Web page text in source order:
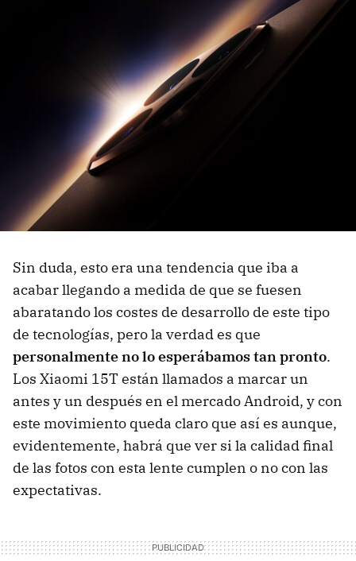
Sin duda, esto era una tendencia que iba a
acabar llegando a medida de que se fuesen
abaratando los costes de desarrollo de este tipo
de tecnologías, pero la verdad es que
personalmente no lo esperábamos tan pronto.
Los Xiaomi 15T están llamados a marcar un
antes y un después en el mercado Android, y con
este movimiento queda claro que así es aunque,
evidentemente, habrá que ver si la calidad final
de las fotos con esta lente cumplen o no con las
expectativas.